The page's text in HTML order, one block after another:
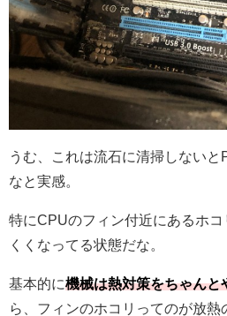
うむ、これは流石に清掃しないと
なと実感。
特にCPUのフィン付近にあるホ
くくなってる状態だな。
基本的に機械は熱対策をちゃんと
ら、フィンのホコリってのが放熱